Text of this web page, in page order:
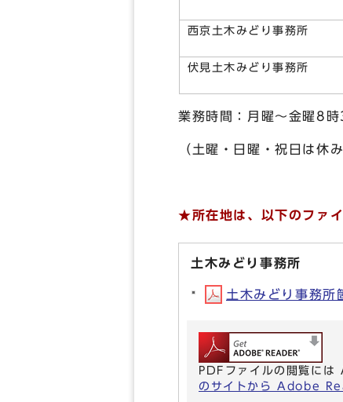
西京土木みどり事務所
伏見土木みどり事務所
業務時間：月曜～金曜8
（土曜・日曜・祝日は休み
★所在地は、以下のファ
土木みどり事務所
土木みどり事務
PDFファイルの閲覧に
のサイトから Adobe